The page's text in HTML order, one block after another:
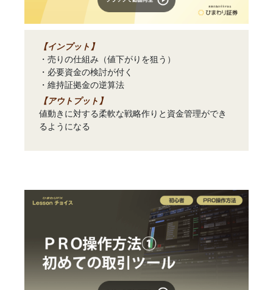
【インプット】
・売りの仕組み（値下がりを狙う）
・必要資金の検討が付く
・維持証拠金の逆算法
【アウトプット】
値動きに対する柔軟な戦略作りと資金管理ができ
るようになる